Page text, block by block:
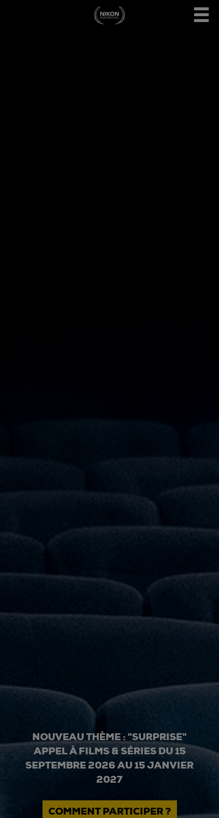
NOUVEAU THÈME : "SURPRISE"
APPEL À FILMS & SÉRIES DU 15
SEPTEMBRE 2026 AU 15 JANVIER
2027
COMMENT PARTICIPER ?